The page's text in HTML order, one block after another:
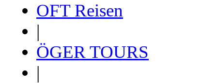
OFT Reisen
|
ÖGER TOURS
|